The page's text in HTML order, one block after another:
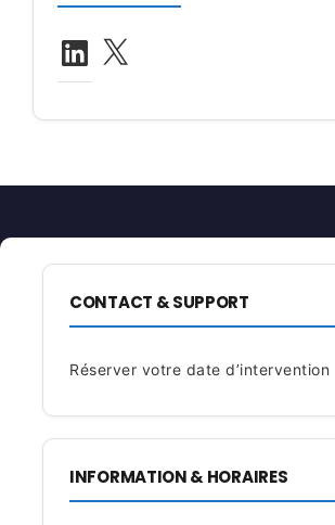
LinkedIn
X
CONTACT & SUPPORT
Réserver votre date d’intervention
INFORMATION & HORAIRES